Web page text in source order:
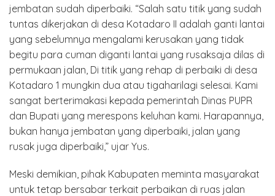
jembatan sudah diperbaiki. “Salah satu titik yang sudah
tuntas dikerjakan di desa Kotadaro II adalah ganti lantai
yang sebelumnya mengalami kerusakan yang tidak
begitu para cuman diganti lantai yang rusaksaja dilas di
permukaan jalan, Di titik yang rehap di perbaiki di desa
Kotadaro 1 mungkin dua atau tigaharilagi selesai. Kami
sangat berterimakasi kepada pemerintah Dinas PUPR
dan Bupati yang merespons keluhan kami. Harapannya,
bukan hanya jembatan yang diperbaiki, jalan yang
rusak juga diperbaiki,” ujar Yus.
Meski demikian, pihak Kabupaten meminta masyarakat
untuk tetap bersabar terkait perbaikan di ruas jalan